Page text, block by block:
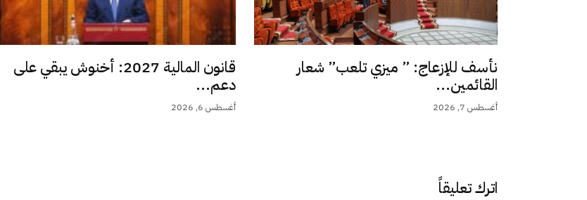
نأسف للإزعاج: ” ميزي تلعب” شعار
القائمين...
أغسطس 7, 2026
قانون المالية 2027: أخنوش يبقي على
دعم...
أغسطس 6, 2026
اترك تعليقاً